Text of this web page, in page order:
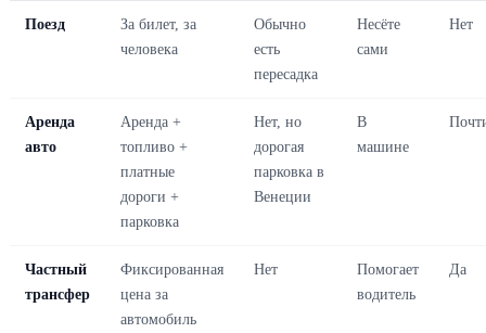
Поезд
За билет, за
человека
Обычно
есть
пересадка
Несёте
сами
Нет
Аренда
авто
Аренда +
топливо +
платные
дороги +
парковка
Нет, но
дорогая
парковка в
Венеции
В
машине
Частный
трансфер
Фиксированная
цена за
автомобиль
Нет
Помогает
водитель
Да